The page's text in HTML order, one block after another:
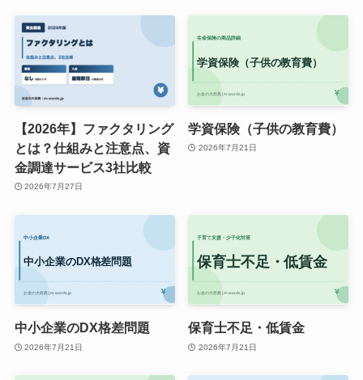
【2026年】ファクタリング
とは？仕組みと注意点、資
金調達サービス3社比較
2026年7月27日
学資保険（子供の教育費）
2026年7月21日
中小企業のDX格差問題
2026年7月21日
保育士不足・低賃金
2026年7月21日